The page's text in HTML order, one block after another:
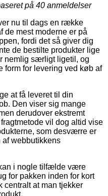
på 40 anmeldelser
nu til dags en række
de mest moderne er på
fordi det så giver dig
de bestilte produkter lige
nemlig særligt ligetil, og
form for levering ved køb af
at få leveret til din
Den viser sig mange
derudover ekstremt
vil dog altid vise
som desværre er
webbutikkens
i nogle tilfælde være
for pakken inden for kort
centralt at man tjekker